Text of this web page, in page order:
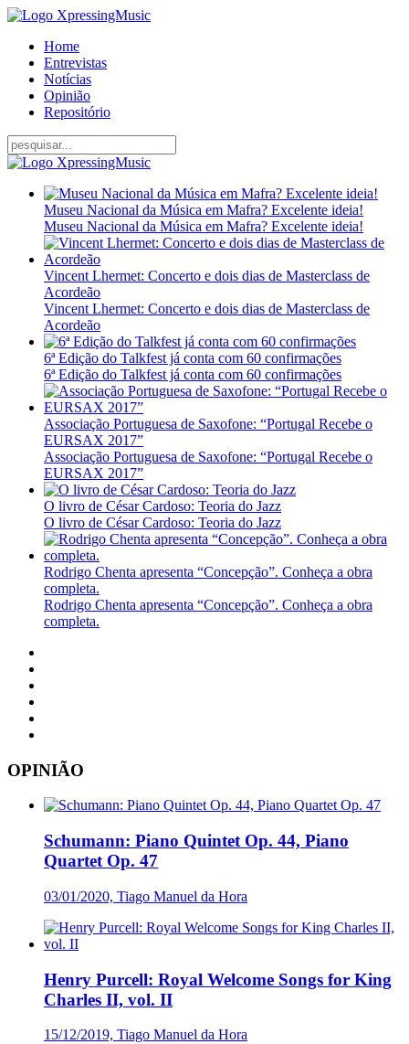
Home
Entrevistas
Notícias
Opinião
Repositório
Museu Nacional da Música em Mafra? Excelente ideia!
Museu Nacional da Música em Mafra? Excelente ideia!
Vincent Lhermet: Concerto e dois dias de Masterclass de
Acordeão
Vincent Lhermet: Concerto e dois dias de Masterclass de
Acordeão
6ª Edição do Talkfest já conta com 60 confirmações
6ª Edição do Talkfest já conta com 60 confirmações
Associação Portuguesa de Saxofone: “Portugal Recebe o
EURSAX 2017”
Associação Portuguesa de Saxofone: “Portugal Recebe o
EURSAX 2017”
O livro de César Cardoso: Teoria do Jazz
O livro de César Cardoso: Teoria do Jazz
Rodrigo Chenta apresenta “Concepção”. Conheça a obra
completa.
Rodrigo Chenta apresenta “Concepção”. Conheça a obra
completa.
OPINIÃO
Schumann: Piano Quintet Op. 44, Piano
Quartet Op. 47
03/01/2020, Tiago Manuel da Hora
Henry Purcell: Royal Welcome Songs for King
Charles II, vol. II
15/12/2019, Tiago Manuel da Hora